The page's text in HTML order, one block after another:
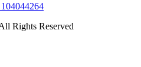
Rights Reserved